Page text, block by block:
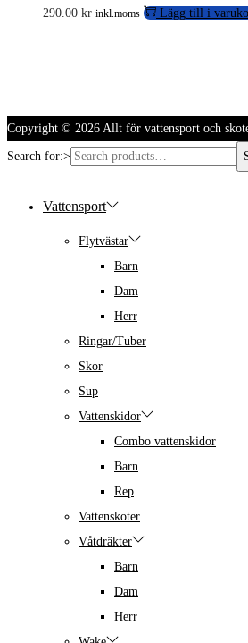
290.00 kr inkl.moms Lägg till i
Copyright © 2026 Allt för vattensport och
Search for:>
Vattensport
Flytvästar
Barn
Dam
Herr
Ringar/Tuber
Skor
Sup
Vattenskidor
Combo vattenskidor
Barn
Rep
Vattenskoter
Våtdräkter
Barn
Dam
Herr